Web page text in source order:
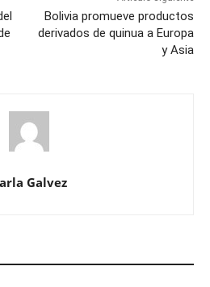
Bolivia promueve productos
derivados de quinua a Europa
y Asia
Galvez